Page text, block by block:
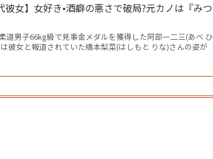
彼女】女好き•酒癖の悪さで破局?元カノは『みつ
道男子66kg級で見事金メダルを獲得した阿部一二三(あべ ひ
彼女と報道されていた橋本梨菜(はしもと りな)さんの姿が